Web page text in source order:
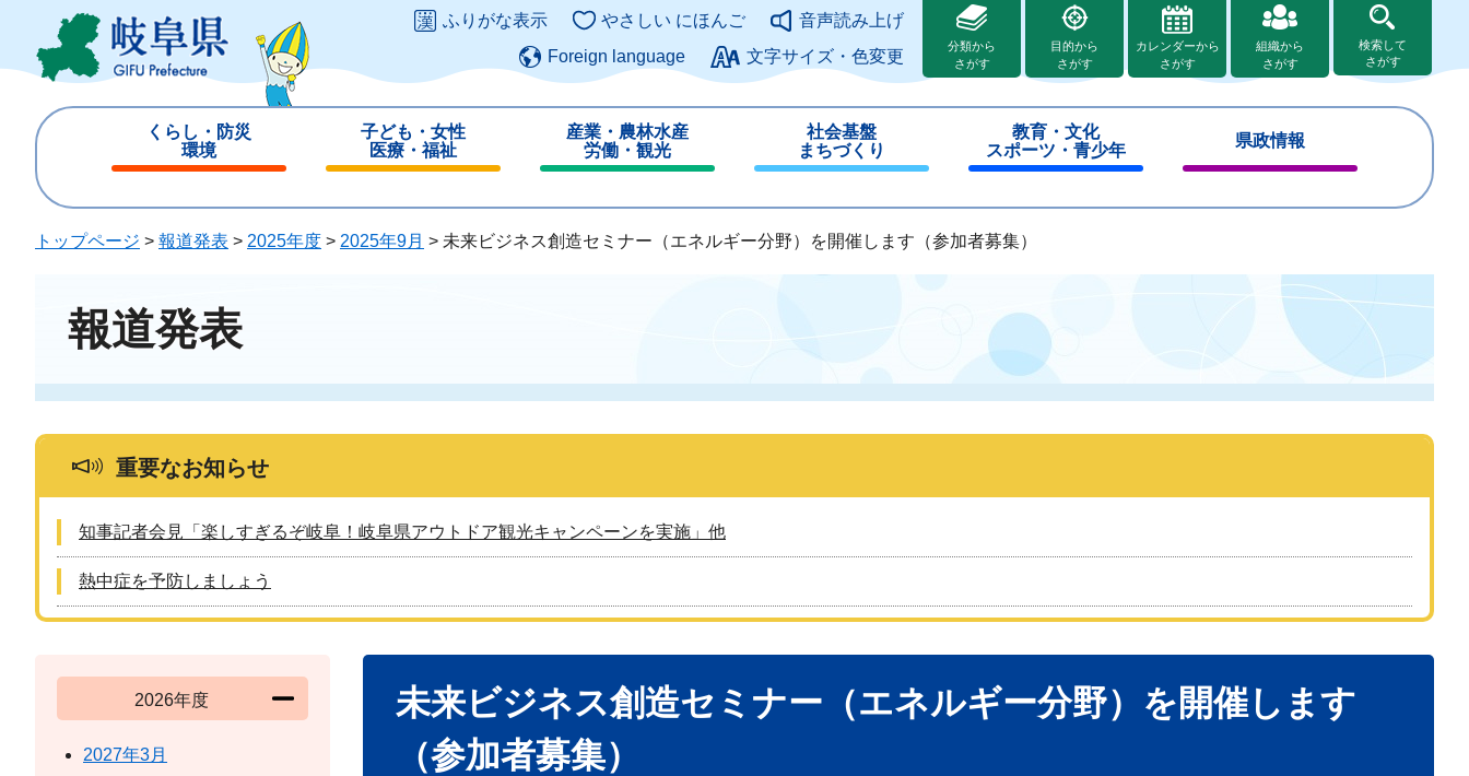
ジ
ュ
このページの本文へ
ふりがな表示 やさしい にほんご
音声読み上げ
Foreign language
文字サイズ・色変更
分類から
さがす
目的から
さがす
カレンダーから
さがす
組織から
さがす
検索して
さがす
くらし・防災
環境
じ
子ども・女性
医療・福祉
じ
る
産業・農林水産
労働・観光
じ
る
社会基盤
まちづくり
じ
る
教育・文化
スポーツ・青少年
じ
る
県政情報
じ
トップページ > 報道発表 > 2025年度 > 2025年9月 > 未来ビジネス創造セミナー（エネルギー分野）を開催します（参加者募集）
報道発表
重要なお知らせ
知事記者会見「楽しすぎるぞ岐阜！岐阜県アウトドア観光キャンペーンを実施」他
熱中症を予防しましょう
未来ビジネス創造セミナー（エネルギー分野）を開催します
（参加者募集）
2026年度
2027年3月